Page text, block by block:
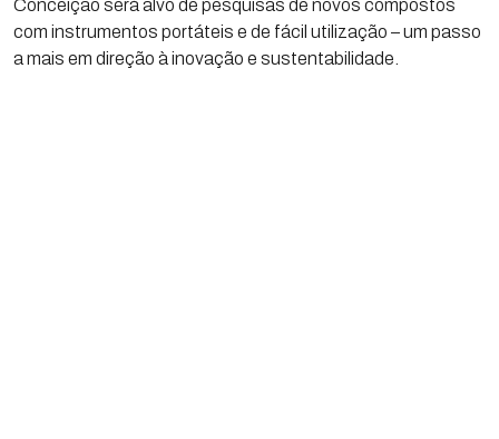
Conceição será alvo de pesquisas de novos compostos
com instrumentos portáteis e de fácil utilização – um passo
a mais em direção à inovação e sustentabilidade.